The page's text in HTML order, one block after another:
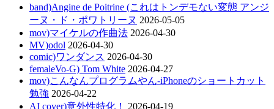
band)Angine de Poitrine (これはトンデモない変態 アンジ
ーヌ・ド・ポワトリーヌ 2026-05-05
mov)マイケルの作曲法 2026-04-30
MV)odol 2026-04-30
comic)ワンダンス 2026-04-30
femaleVo-G) Tom White 2026-04-27
mov)こんなんプログラムやん-iPhoneのショートカット
勉強 2026-04-22
AI cover)意外性特化！
2026-04-19